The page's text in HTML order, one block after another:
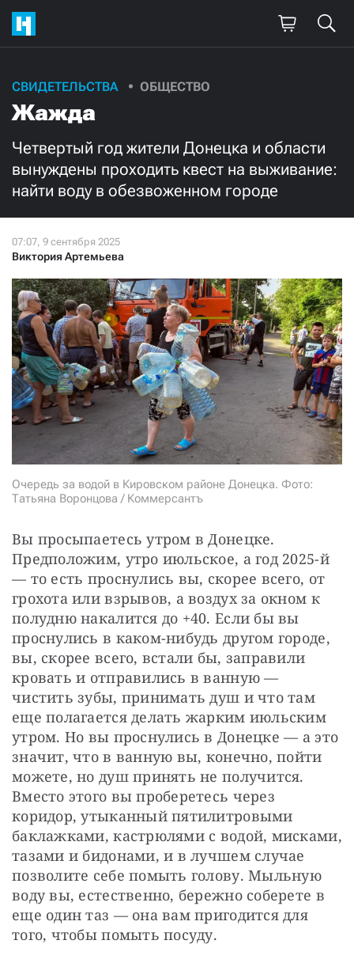
СВИДЕТЕЛЬСТВА ОБЩЕСТВО
Жажда
Четвертый год жители Донецка и области
вынуждены проходить квест на выживание:
найти воду в обезвоженном городе
Виктория Артемьева
Очередь за водой в Кировском районе Донецка. Фото:
Татьяна Воронцова / Коммерсантъ
Вы просыпаетесь утром в Донецке.
Предположим, утро июльское, а год 2025-й
— то есть проснулись вы, скорее всего, от
грохота или взрывов, а воздух за окном к
полудню накалится до +40. Если бы вы
проснулись в каком-нибудь другом городе,
вы, скорее всего, встали бы, заправили
кровать и отправились в ванную —
чистить зубы, принимать душ и что там
еще полагается делать жарким июльским
утром. Но вы проснулись в Донецке — а это
значит, что в ванную вы, конечно, пойти
можете, но душ принять не получится.
Вместо этого вы проберетесь через
коридор, утыканный пятилитровыми
баклажками, кастрюлями с водой, мисками,
тазами и бидонами, и в лучшем случае
позволите себе помыть голову. Мыльную
воду вы, естественно, бережно соберете в
еще один таз — она вам пригодится для
того, чтобы помыть посуду.
Поддержите
нашу работу!
Ежемесячно Разово
3000 1000
Нажимая кнопку «Стать соучастником»,
я принимаю условия и подтверждаю свое гражданство РФ
СТАТЬ СОУЧАСТНИКОМ
ПОДЕЛИТЬСЯ С ДРУЗЬЯМИ
Если у вас есть вопросы, пишите donate@novayagazeta.ruили
звоните:
+7 (929) 612-03-68